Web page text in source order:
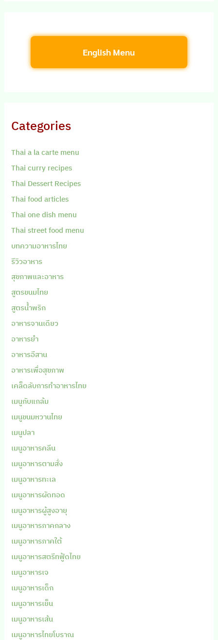
English Menu
Categories
Thai a la carte menu
Thai curry recipes
Thai Dessert Recipes
Thai food articles
Thai one dish menu
Thai street food menu
บทความอาหารไทย
รีวิวอาหาร
สุขภาพและอาหาร
สูตรขนมไทย
สูตรน้ำพริก
อาหารจานเดียว
อาหารยำ
อาหารอีสาน
อาหารเพื่อสุขภาพ
เคล็ดลับการทำอาหารไทย
เมนูกับแกล้ม
เมนูขนมหวานไทย
เมนูปลา
เมนูอาหารคลีน
เมนูอาหารตามสั่ง
เมนูอาหารทะเล
เมนูอาหารผัดทอด
เมนูอาหารผู้สูงอายุ
เมนูอาหารภาคกลาง
เมนูอาหารภาคใต้
เมนูอาหารสตรีทฟู้ดไทย
เมนูอาหารเจ
เมนูอาหารเด็ก
เมนูอาหารเย็น
เมนูอาหารเส้น
เมนูอาหารไทยโบราณ